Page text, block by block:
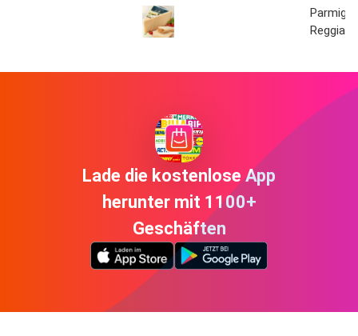
Reggiano
Lade die kostenlose App
herunter mit 1100+
Geschäften